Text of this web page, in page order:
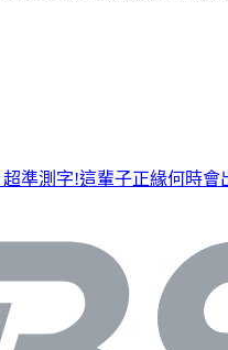
超準測字!這輩子正緣何時會